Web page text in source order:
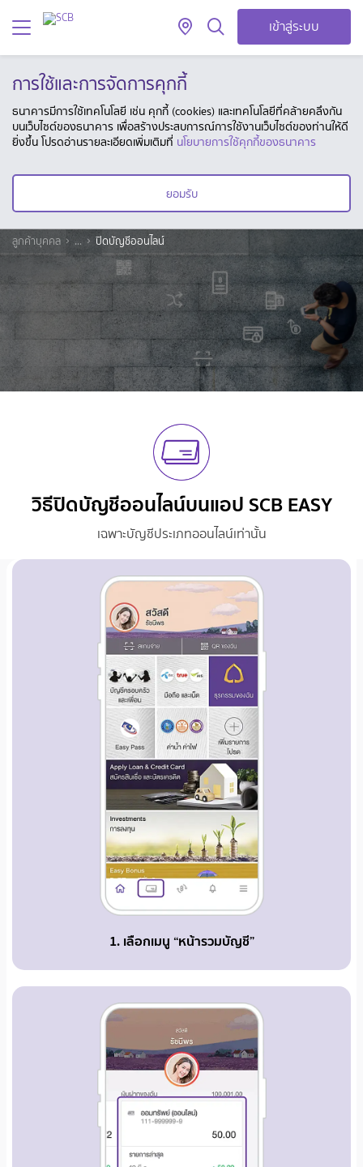
เข้าสู่ระบบ
การใช้และการจัดการคุกกี้
ธนาคารมีการใช้เทคโนโลยี เช่น คุกกี้ (cookies) และเทคโนโลยีที่คล้ายคลึงกัน
บนเว็บไซต์ของธนาคาร เพื่อสร้างประสบการณ์การใช้งานเว็บไซต์ของท่านให้ดี
ยิ่งขึ้น โปรดอ่านรายละเอียดเพิ่มเติมที่ นโยบายการใช้คุกกี้ของธนาคาร
ยอมรับ
ลูกค้าบุคคล ... ปิดบัญชีออนไลน์
วิธีปิดบัญชีออนไลน์บนแอป SCB EASY
เฉพาะบัญชีประเภทออนไลน์เท่านั้น
1. เลือกเมนู “หน้ารวมบัญชี”